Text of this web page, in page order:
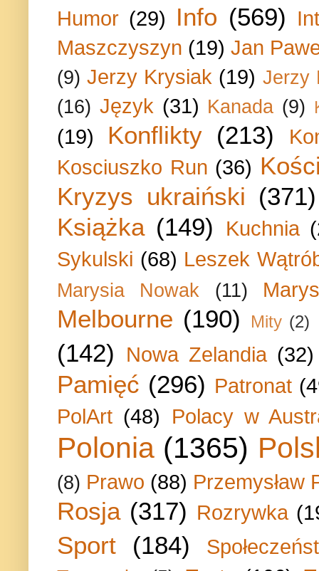
Humor (29) Info (569)
Maszczyszyn (19) Jan
(9) Jerzy Krysiak (19) Jerzy
(16) Język (31) Kanada (9)
(19) Konflikty (213)
Kosciuszko Run (36)
Kryzys ukraiński (371)
Książka (149) Kuchnia
Sykulski (68) Leszek
Marysia Nowak (11)
Melbourne (190) Mity (2)
(142) Nowa Zelandia (32)
Pamięć (296) Patronat
PolArt (48) Polacy w
Polonia (1365)
(8) Prawo (88) Przemysław
Rosja (317) Rozrywka
Sport (184)